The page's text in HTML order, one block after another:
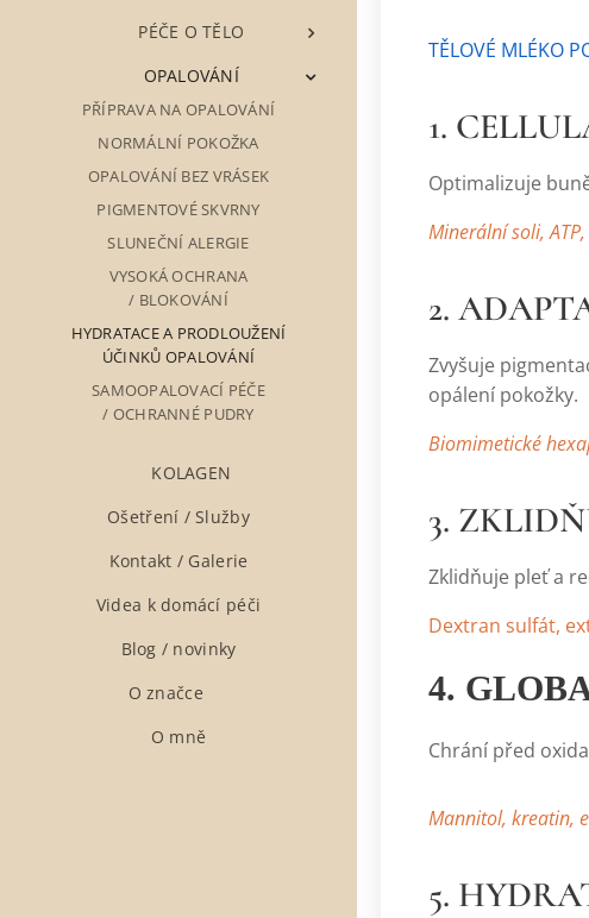
▶ PÉČE O TĚLO
▶ OPALOVÁNÍ
PŘÍPRAVA NA OPALOVÁNÍ
NORMÁLNÍ POKOŽKA
OPALOVÁNÍ BEZ VRÁSEK
PIGMENTOVÉ SKVRNY
SLUNEČNÍ ALERGIE
VYSOKÁ OCHRANA
/ BLOKOVÁNÍ
HYDRATACE A PRODLOUŽENÍ
ÚČINKŮ OPALOVÁNÍ
SAMOOPALOVACÍ PÉČE
/ OCHRANNÉ PUDRY
▶ KOLAGEN
Ošetření / Služby
Kontakt / Galerie
Videa k domácí péči
Blog / novinky
O značce ❤
O mně
TĚLOVÉ MLÉKO
1.
Optimalizuje
Minerální soli,
2.
Zvyšuje
opálení pokožky.
Biomimetické
3.
Zklidňuje pleť a
Dextran sulfát,
4.
Chrání před
Mannitol, kreatin,
5.